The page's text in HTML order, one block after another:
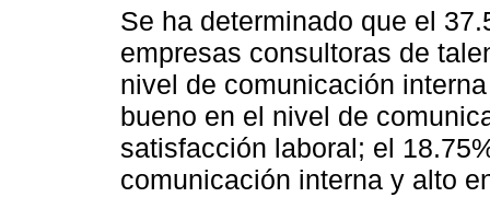
Se ha determinado que el
empresas consultoras de
nivel de comunicación
bueno en el nivel de
satisfacción laboral; el
comunicación interna y alto